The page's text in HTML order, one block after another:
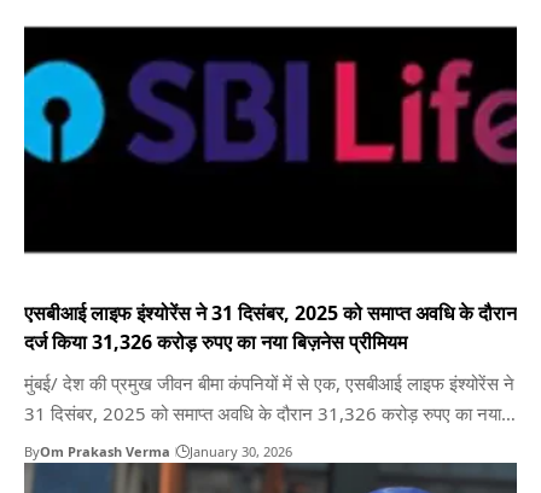
एसबीआई लाइफ इंश्योरेंस ने 31 दिसंबर, 2025 को समाप्त अवधि के दौरान
दर्ज किया 31,326 करोड़ रुपए का नया बिज़नेस प्रीमियम
मुंबई/ देश की प्रमुख जीवन बीमा कंपनियों में से एक, एसबीआई लाइफ इंश्योरेंस ने
31 दिसंबर, 2025 को समाप्त अवधि के दौरान 31,326 करोड़ रुपए का नया
बिज़नेस प्रीमियम दर्ज किया, जो 31 दिसंबर, 2024 को समाप्त इसी अवधि में
26,256 करोड़ रुपए था। नियमित प्रीमियम में 31 दिसंबर, 2024…
ByOm Prakash Verma January 30, 2026